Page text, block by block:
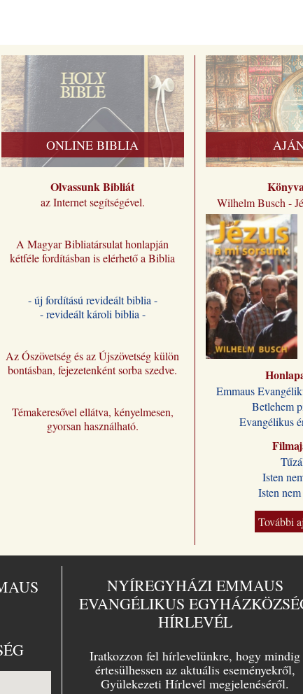
ONLINE BIBLIA
Olvassunk Bibliát
az Internet segítségével.
A Magyar Bibliatársulat honlapján
kétféle fordításban is elérhető a Biblia
- új fordítású revideált biblia -
- revideált károli biblia -
Az Ószövetség és az Újszövetség külön
bontásban, fejezetenként sorba szedve.
Témakeresővel ellátva, kényelmesen,
gyorsan használható.
Wilhelm Busch -
Emmaus
Betlehem
Evangélikus
Isten
Isten
További
NYÍREGYHÁZI EMMAUS
EVANGÉLIKUS
HÍRLEVÉL
Iratkozzon fel hírlevelünkre, hogy mindig
értesülhessen az aktuális eseményekről,
Gyülekezeti Hírlevél megjelenéséről.